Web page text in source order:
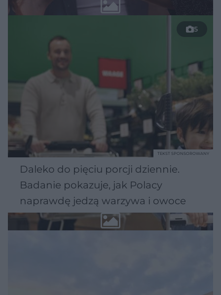
5
Daleko do pięciu porcji dziennie.
Badanie pokazuje, jak Polacy
naprawdę jedzą warzywa i owoce
TEKST SPONSOROWANY